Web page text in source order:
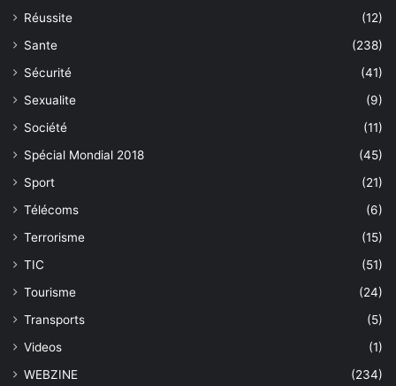
Réussite
(12)
Sante
(238)
Sécurité
(41)
Sexualite
(9)
Société
(11)
Spécial Mondial 2018
(45)
Sport
(21)
Télécoms
(6)
Terrorisme
(15)
TIC
(51)
Tourisme
(24)
Transports
(5)
Videos
(1)
WEBZINE
(234)